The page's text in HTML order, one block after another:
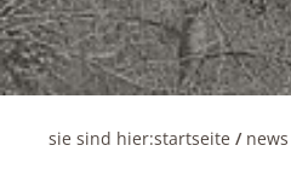
sie sind hier:startseite / news